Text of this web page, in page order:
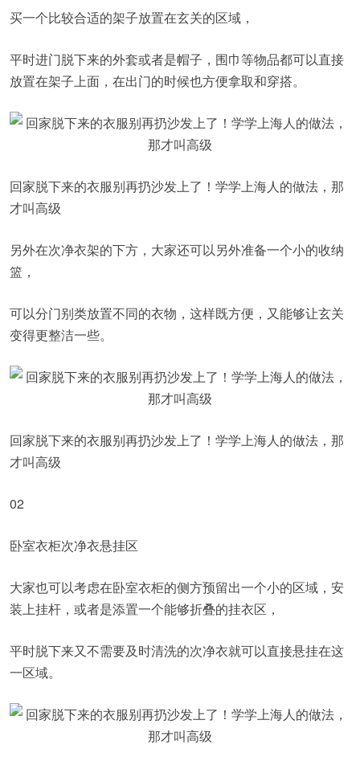
买一个比较合适的架子放置在玄关的区域，
平时进门脱下来的外套或者是帽子，围巾等物品都可以直接
放置在架子上面，在出门的时候也方便拿取和穿搭。
回家脱下来的衣服别再扔沙发上了！学学上海人的做法，那
才叫高级
另外在次净衣架的下方，大家还可以另外准备一个小的收纳
篮，
可以分门别类放置不同的衣物，这样既方便，又能够让玄关
变得更整洁一些。
回家脱下来的衣服别再扔沙发上了！学学上海人的做法，那
才叫高级
02
卧室衣柜次净衣悬挂区
大家也可以考虑在卧室衣柜的侧方预留出一个小的区域，安
装上挂杆，或者是添置一个能够折叠的挂衣区，
平时脱下来又不需要及时清洗的次净衣就可以直接悬挂在这
一区域。